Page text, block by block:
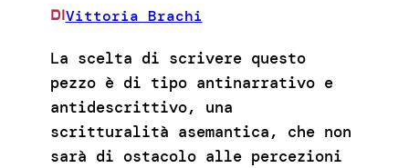
DIVittoria Brachi
La scelta di scrivere questo
pezzo è di tipo antinarrativo e
antidescrittivo, una
scritturalità asemantica, che non
sarà di ostacolo alle percezioni